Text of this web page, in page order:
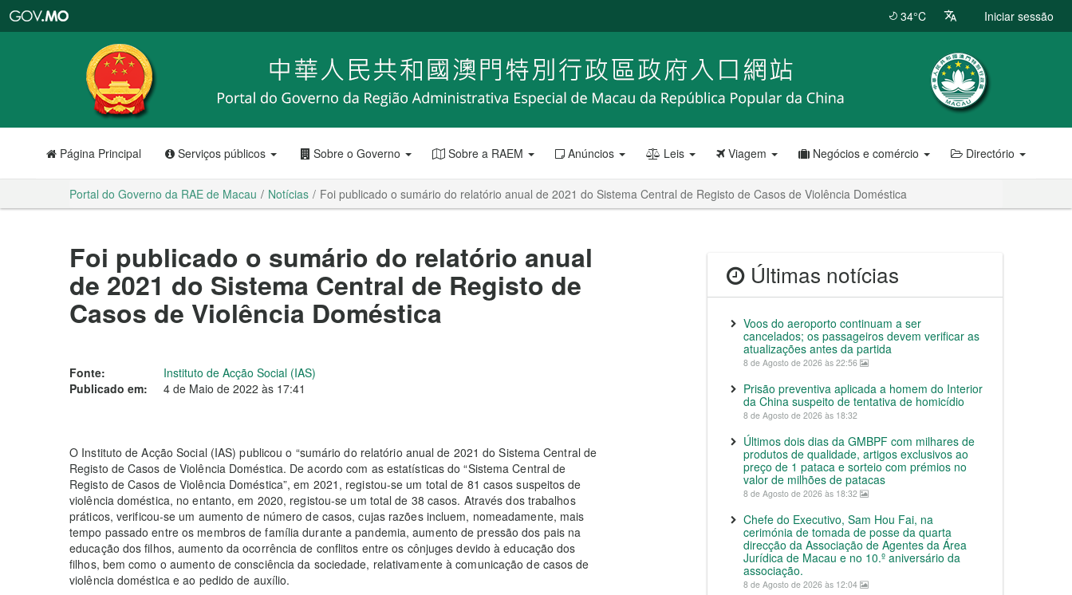
RAE
de
Macau
34°C Iniciar sessão
Página Principal Serviços públicos Sobre o Governo Sobre a RAEM Anúncios Leis Viagem Negócios e comércio Directório
Portal do Governo da RAE de Macau Notícias Foi publicado o sumário do relatório anual de 2021 do Sistema Central de Registo de Casos de Violência Doméstica
Foi publicado o sumário do relatório anual
de 2021 do Sistema Central de Registo de
Casos de Violência Doméstica
Fonte:
Instituto de Acção Social (IAS)
Publicado em:
4 de Maio de 2022 às 17:41
O Instituto de Acção Social (IAS) publicou o “sumário do relatório anual de 2021 do Sistema Central de
Registo de Casos de Violência Doméstica. De acordo com as estatísticas do “Sistema Central de
Registo de Casos de Violência Doméstica”, em 2021, registou-se um total de 81 casos suspeitos de
violência doméstica, no entanto, em 2020, registou-se um total de 38 casos. Através dos trabalhos
práticos, verificou-se um aumento de número de casos, cujas razões incluem, nomeadamente, mais
tempo passado entre os membros de família durante a pandemia, aumento de pressão dos pais na
educação dos filhos, aumento da ocorrência de conflitos entre os cônjuges devido à educação dos
filhos, bem como o aumento de consciência da sociedade, relativamente à comunicação de casos de
violência doméstica e ao pedido de auxílio.
Últimas notícias
Voos do aeroporto continuam a ser
cancelados; os passageiros devem verificar as
atualizações antes da partida
8 de Agosto de 2026 às 22:56
Prisão preventiva aplicada a homem do Interior
da China suspeito de tentativa de homicídio
8 de Agosto de 2026 às 18:32
Últimos dois dias da GMBPF com milhares de
produtos de qualidade, artigos exclusivos ao
preço de 1 pataca e sorteio com prémios no
valor de milhões de patacas
8 de Agosto de 2026 às 18:32
Chefe do Executivo, Sam Hou Fai, na
cerimónia de tomada de posse da quarta
direcção da Associação de Agentes da Área
Jurídica de Macau e no 10.º aniversário da
associação.
8 de Agosto de 2026 às 12:04